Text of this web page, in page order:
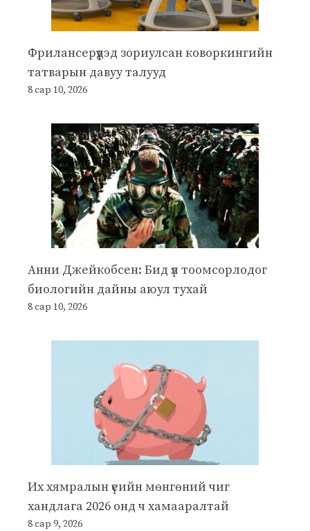
Фрилансерүүдэд зориулсан коворкингийн
татварын давуу талууд
8 сар 10, 2026
Анни Джейкобсен: Бид үл тоомсорлодог
биологийн дайны аюул тухай
8 сар 10, 2026
Их хямралын үеийн мөнгөний чиг
хандлага 2026 онд ч хамааралтай
8 сар 9, 2026